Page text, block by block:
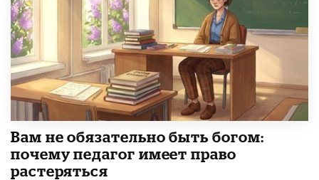
​Вам не обязательно быть богом:
почему педагог имеет право
растеряться